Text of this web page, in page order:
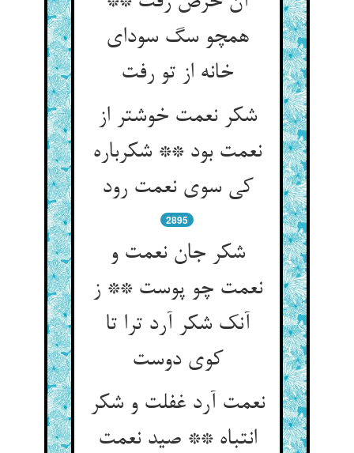
همچو سگ سودای
خانه از تو رفت
شکر نعمت خوشتر از
نعمت بود ** شکرباره
کی سوی نعمت رود
2895
شکر جان نعمت و
نعمت چو پوست ** ز
آنک شکر آرد ترا تا
کوی دوست
نعمت آرد غفلت و شکر
انتباه ** صید نعمت